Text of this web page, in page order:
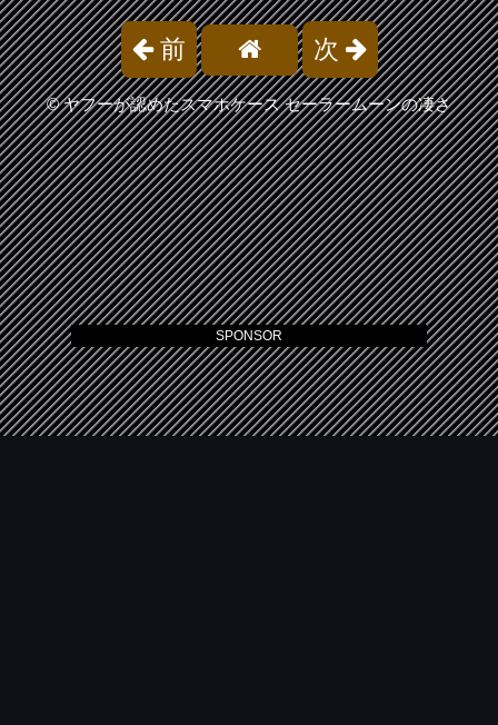
前 次
©ヤフーが認めたスマホケース セーラームーンの凄さ
SPONSOR